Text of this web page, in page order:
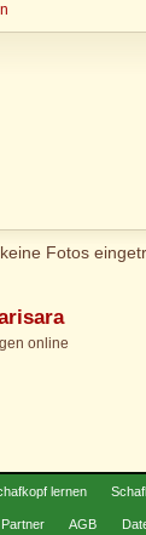
Fotos
online
lernen
Partner AGB